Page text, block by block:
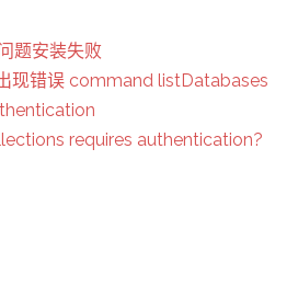
题安装失败
现错误 command listDatabases
requires authentication?